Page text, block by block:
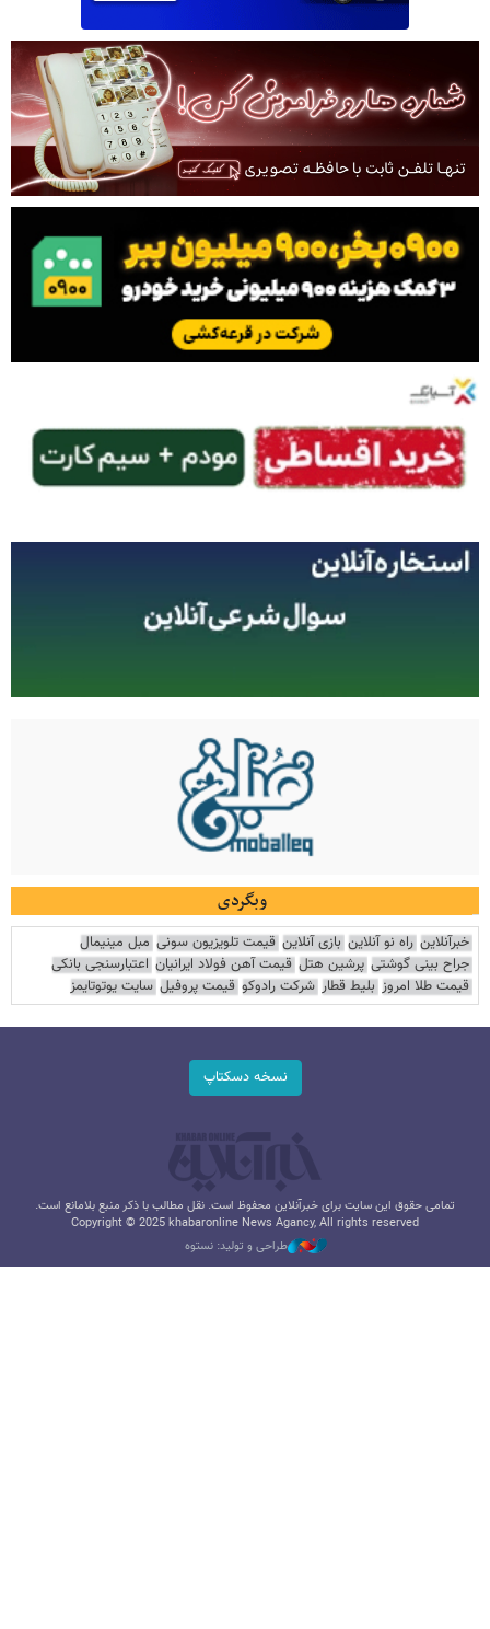
وبگردی
خبرآنلاین راه نو آنلاین بازی آنلاین قیمت تلویزیون سونی مبل مینیمال
جراح بینی گوشتی پرشین هتل قیمت آهن فولاد ایرانیان اعتبارسنجی بانکی
قیمت طلا امروز بلیط قطار شرکت رادوکو قیمت پروفیل سایت یوتوتایمز
نسخه دسکتاپ
تمامی حقوق این سایت برای خبرآنلاین محفوظ است. نقل مطالب با ذکر منبع بلامانع است.
Copyright © 2025 khabaronline News Agancy, All rights reserved
طراحی و تولید: نستوه